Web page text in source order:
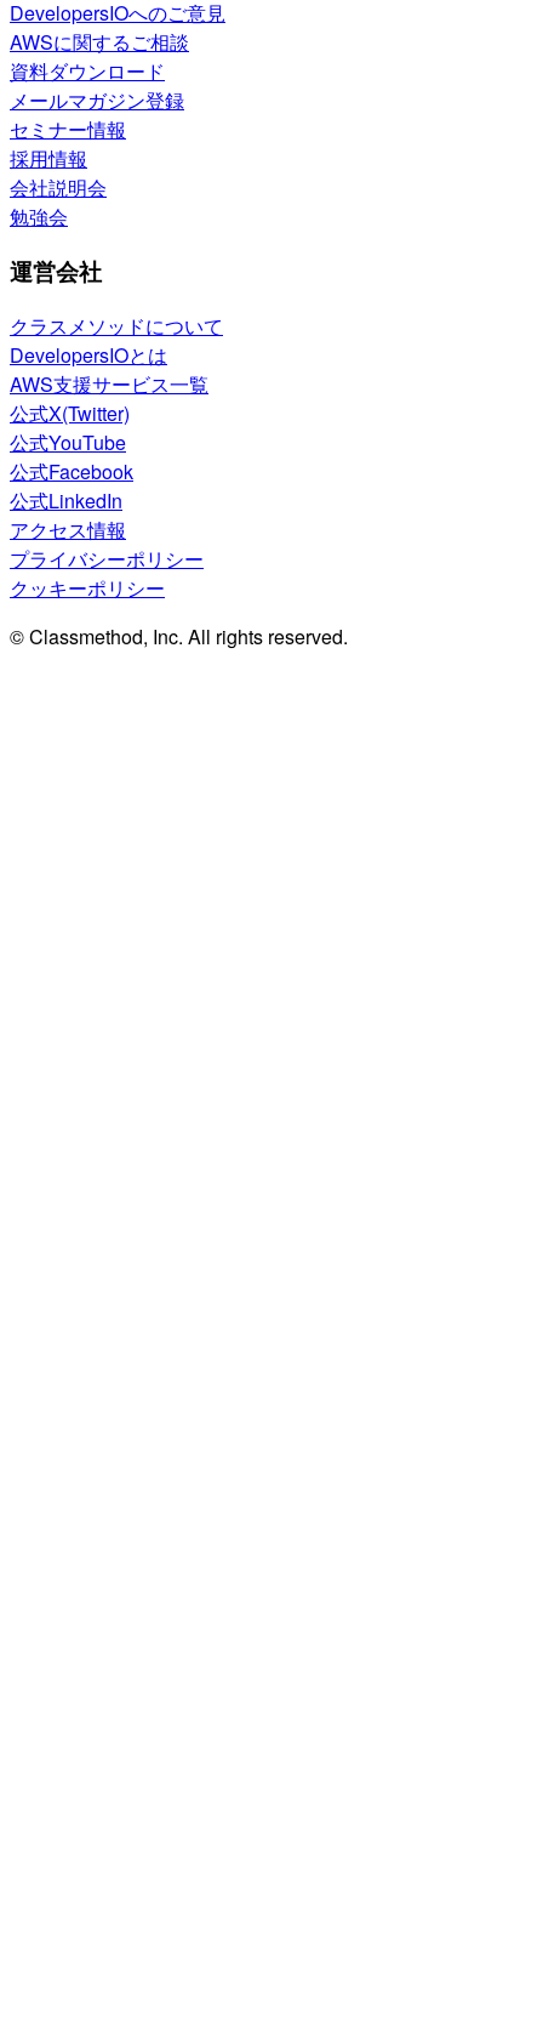
DevelopersIOへのご意見
AWSに関するご相談
資料ダウンロード
メールマガジン登録
セミナー情報
採用情報
会社説明会
勉強会
運営会社
クラスメソッドについて
DevelopersIOとは
AWS支援サービス一覧
公式X(Twitter)
公式YouTube
公式Facebook
公式LinkedIn
アクセス情報
プライバシーポリシー
クッキーポリシー
© Classmethod, Inc. All rights reserved.